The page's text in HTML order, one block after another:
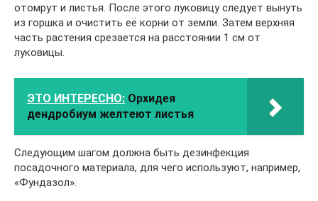
отомрут и листья. После этого луковицу следует вынуть
из горшка и очистить её корни от земли. Затем верхняя
часть растения срезается на расстоянии 1 см от
луковицы.
ЭТО ИНТЕРЕСНО: Орхидея
дендробиум желтеют листья
Следующим шагом должна быть дезинфекция
посадочного материала, для чего используют, например,
«Фундазол».